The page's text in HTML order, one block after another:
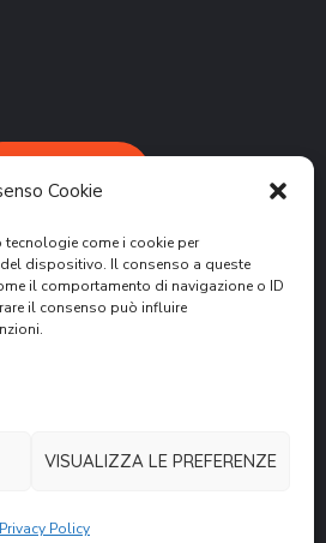
Cookie
tecnologie come i cookie per
dispositivo. Il consenso a queste
il comportamento di navigazione o ID
il consenso può influire
VISUALIZZA LE PREFERENZE
Policy